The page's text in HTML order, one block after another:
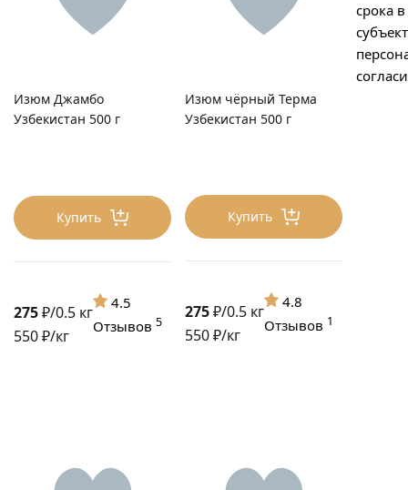
Купить
275₽/0.5 кг
550 ₽/кг
Изюм Джамбо
Узбекистан 500 г
4.5
Отзывов 5
Купить
275₽/0.5 кг
550 ₽/кг
Изюм чёрный Терма
Узбекистан 500 г
4.8
Отзывов 1
срока